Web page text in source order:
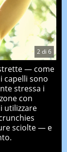
2di 6
— come
capelli sono
stressa i
con
utilizzare
sciolte — e